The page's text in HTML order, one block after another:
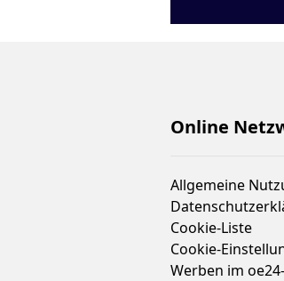
Online
Allgemeine
Cookie-Liste
Cookie-
Werben im